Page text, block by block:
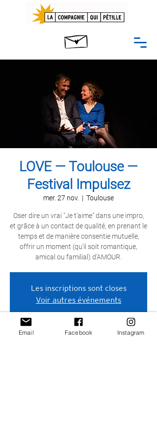
LOVE — Toulouse —
Festival Impulsez
mer. 27 nov.
  |
Toulouse
Oser dire un vrai "Je t'aime" dans une impro,
et grâce à un contact de qualité, en prenant le
temps et de manière consentie mutuelle,
offrir un moment (qu'il soit romantique,
amical ou familial) d'AMOUR.
Les inscriptions sont closes
Voir autres événements
Email Facebook Instagram